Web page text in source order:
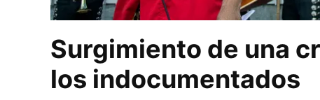
Surgimiento de una
los indocumentados